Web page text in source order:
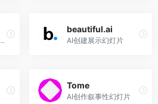
必优科技推出的国内首个中文AI生成PPT的办公产品
beautiful.ai
AI创建展示幻灯片
Tome
AI创作叙事性幻灯片